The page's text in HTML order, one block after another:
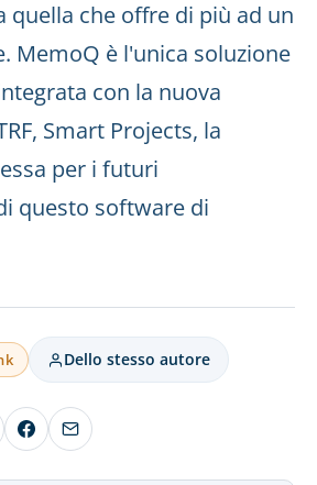
quella che offre di più ad un
MemoQ è l'unica soluzione
con la nuova
Smart Projects, la
per i futuri
questo software di
Dello stesso autore